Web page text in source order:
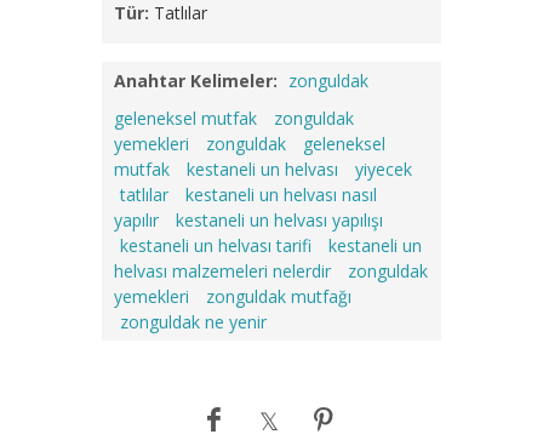
Tür: Tatlılar
Anahtar Kelimeler: zonguldak
geleneksel mutfak
zonguldak
yemekleri
zonguldak
geleneksel
mutfak
kestaneli un helvası
yiyecek
tatlılar
kestaneli un helvası nasıl
yapılır
kestaneli un helvası yapılışı
kestaneli un helvası tarifi
kestaneli un
helvası malzemeleri nelerdir
zonguldak
yemekleri
zonguldak mutfağı
zonguldak ne yenir